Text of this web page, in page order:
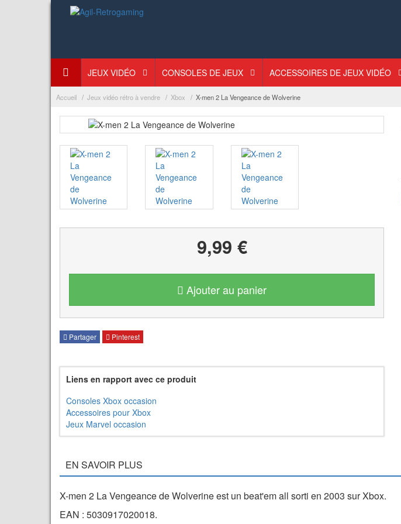
JEUX VIDÉO CONSOLES DE JEUX ACCESSOIRES DE JEUX VIDÉO
Accueil Jeux vidéo rétro à vendre Xbox X-men 2 La Vengeance de Wolverine
9,99 €
Ajouter au panier
Partager Pinterest
Liens en rapport avec ce produit
Consoles Xbox occasion
Accessoires pour Xbox
Jeux Marvel occasion
EN SAVOIR PLUS
X-men 2 La Vengeance de Wolverine est un beat'em all sorti en 2003 sur Xbox.
EAN : 5030917020018.